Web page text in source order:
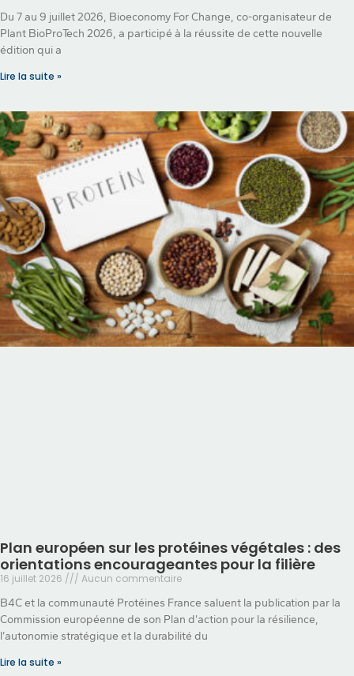
Du 7 au 9 juillet 2026, Bioeconomy For Change, co-organisateur de
Plant BioProTech 2026, a participé à la réussite de cette nouvelle
édition qui a
Lire la suite »
Plan européen sur les protéines végétales : des
orientations encourageantes pour la filière
16 juillet 2026
Aucun commentaire
B4C et la communauté Protéines France saluent la publication par la
Commission européenne de son Plan d’action pour la résilience,
l’autonomie stratégique et la durabilité du
Lire la suite »